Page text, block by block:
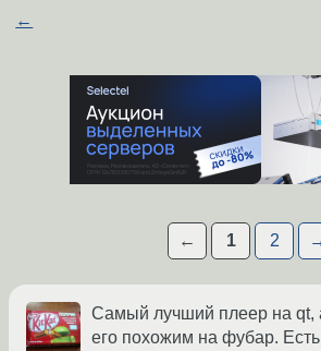
←
← 1 2
Самый лучший плеер на qt,
его похожим на фубар.